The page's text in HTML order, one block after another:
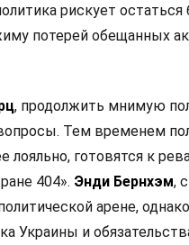
рискует остаться
потерей обещанных
, продолжить мнимую
Тем временем
лояльно, готовятся к
404». Энди Бернхэм,
арене,
Украины и